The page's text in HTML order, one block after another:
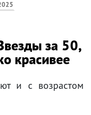
за 50,
красивее
и с возрастом